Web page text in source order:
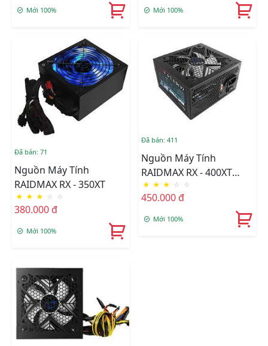
Mới 100% Mới 100%
Đã bán: 71
Nguồn Máy Tính
RAIDMAX RX - 350XT
★ ★ ★ ☆ ☆
380.000 đ
Mới 100%
Đã bán: 411
Nguồn Máy Tính
RAIDMAX RX - 400XT
400W
★ ★ ★ ☆ ☆
450.000 đ
Mới 100%